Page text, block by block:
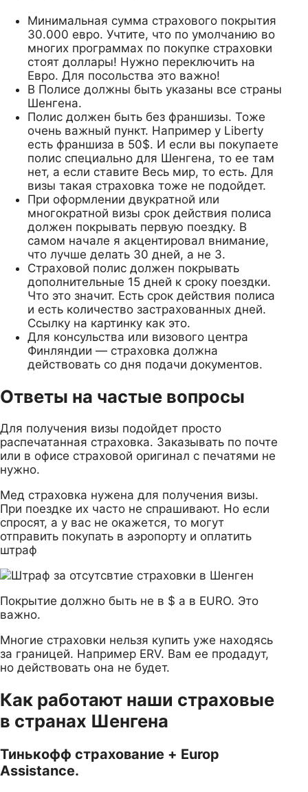
Минимальная сумма страхового покрытия
30.000 евро. Учтите, что по умолчанию во
многих программах по покупке страховки
стоят доллары! Нужно переключить на
Евро. Для посольства это важно!
В Полисе должны быть указаны все страны
Шенгена.
Полис должен быть без франшизы. Тоже
очень важный пункт. Например у Liberty
есть франшиза в 50$. И если вы покупаете
полис специально для Шенгена, то ее там
нет, а если ставите Весь мир, то есть. Для
визы такая страховка тоже не подойдет.
При оформлении двукратной или
многократной визы срок действия полиса
должен покрывать первую поездку. В
самом начале я акцентировал внимание,
что лучше делать 30 дней, а не 3.
Страховой полис должен покрывать
дополнительные 15 дней к сроку поездки.
Что это значит. Есть срок действия полиса
и есть количество застрахованных дней.
Ссылку на картинку как это.
Для консульства или визового центра
Финляндии — страховка должна
действовать со дня подачи документов.
Ответы на частые вопросы
Для получения визы подойдет просто
распечатанная страховка. Заказывать по почте
или в офисе страховой оригинал с печатями не
нужно.
Мед страховка нужена для получения визы.
При поездке их часто не спрашивают. Но если
спросят, а у вас не окажется, то могут
отправить покупать в аэропорту и оплатить
штраф
Покрытие должно быть не в $ а в EURO. Это
важно.
Многие страховки нельзя купить уже находясь
за границей. Например ERV. Вам ее продадут,
но действовать она не будет.
Как работают наши страховые
в странах Шенгена
Тинькофф страхование + Europ
Assistance.